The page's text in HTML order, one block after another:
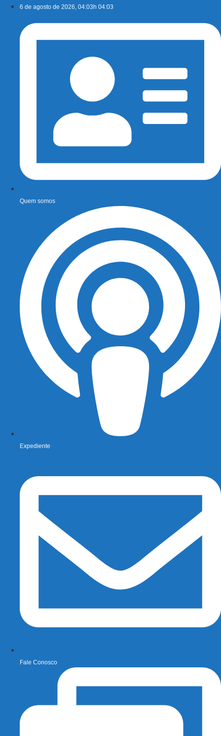
conteúdo
6 de agosto de 2026, 04:03h 04:03
Quem somos
Expediente
Fale Conosco